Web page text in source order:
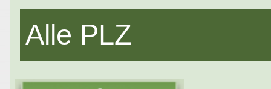
Alle PLZ